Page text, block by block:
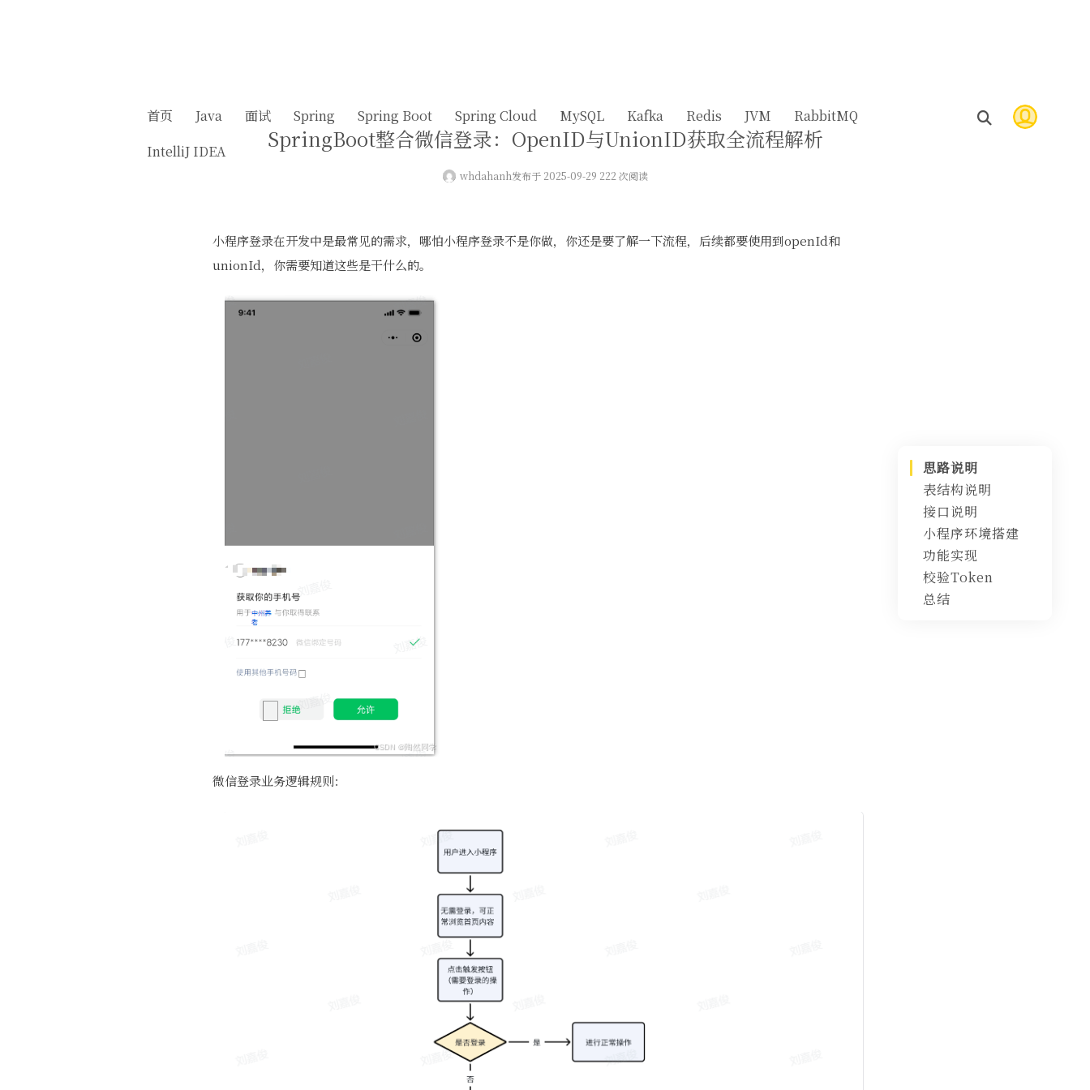
首页 Java 面试 Spring Spring Boot Spring Cloud MySQL Kafka Redis JVM
RabbitMQ
IntelliJ IDEA
SpringBoot整合微信登录：OpenID与UnionID获取全流程解析
whdahanh发布于 2025-09-29 222 次阅读
小程序登录在开发中是最常见的需求，哪怕小程序登录不是你做，你还是要了解一下流程，后续都要使用到openId和
unionId，你需要知道这些是干什么的。
微信登录业务逻辑规则：
思路说明
表结构说明
接口说明
小程序环境搭建
必要配置
功能实现
实现思路
控制层
校验Token
思路分析
总结